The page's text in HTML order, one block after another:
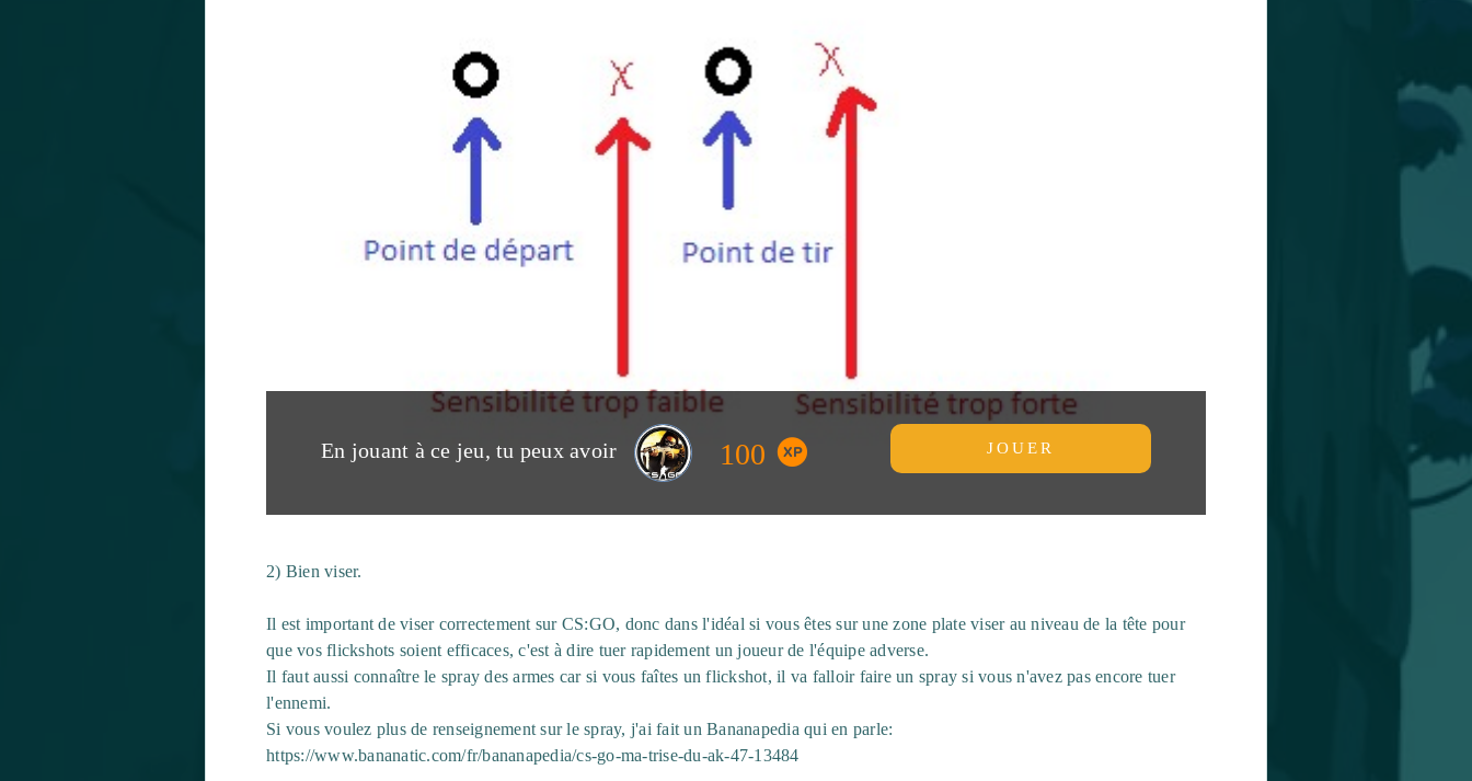
En jouant à ce jeu, tu peux avoir 100 JOUER
2) Bien viser.
Il est important de viser correctement sur CS:GO, donc dans l'idéal si vous êtes sur une zone plate viser au niveau de la tête pour
que vos flickshots soient efficaces, c'est à dire tuer rapidement un joueur de l'équipe adverse.
Il faut aussi connaître le spray des armes car si vous faîtes un flickshot, il va falloir faire un spray si vous n'avez pas encore tuer
l'ennemi.
Si vous voulez plus de renseignement sur le spray, j'ai fait un Bananapedia qui en parle:
https://www.bananatic.com/fr/bananapedia/cs-go-ma-trise-du-ak-47-13484